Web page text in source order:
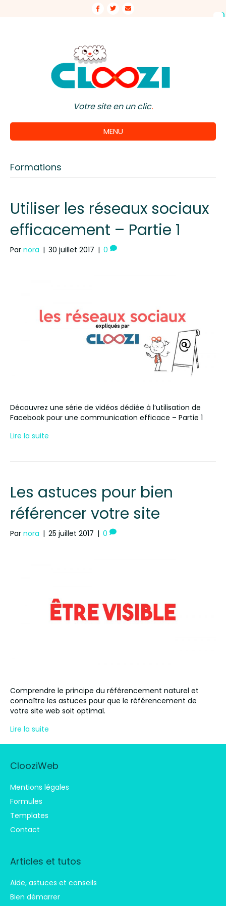
Facebook
TwitterEmail
Votre site en un clic.
MENU
Formations
Utiliser les réseaux sociaux
efficacement – Partie 1
Par nora | 30 juillet 2017 | 0
Découvrez une série de vidéos dédiée à l’utilisation de
Facebook pour une communication efficace – Partie 1
Lire la suite
Les astuces pour bien
référencer votre site
Par nora | 25 juillet 2017 | 0
Comprendre le principe du référencement naturel et
connaître les astuces pour que le référencement de
votre site web soit optimal.
Lire la suite
ClooziWeb
Mentions légales
Formules
Templates
Contact
Articles et tutos
Aide, astuces et conseils
Bien démarrer